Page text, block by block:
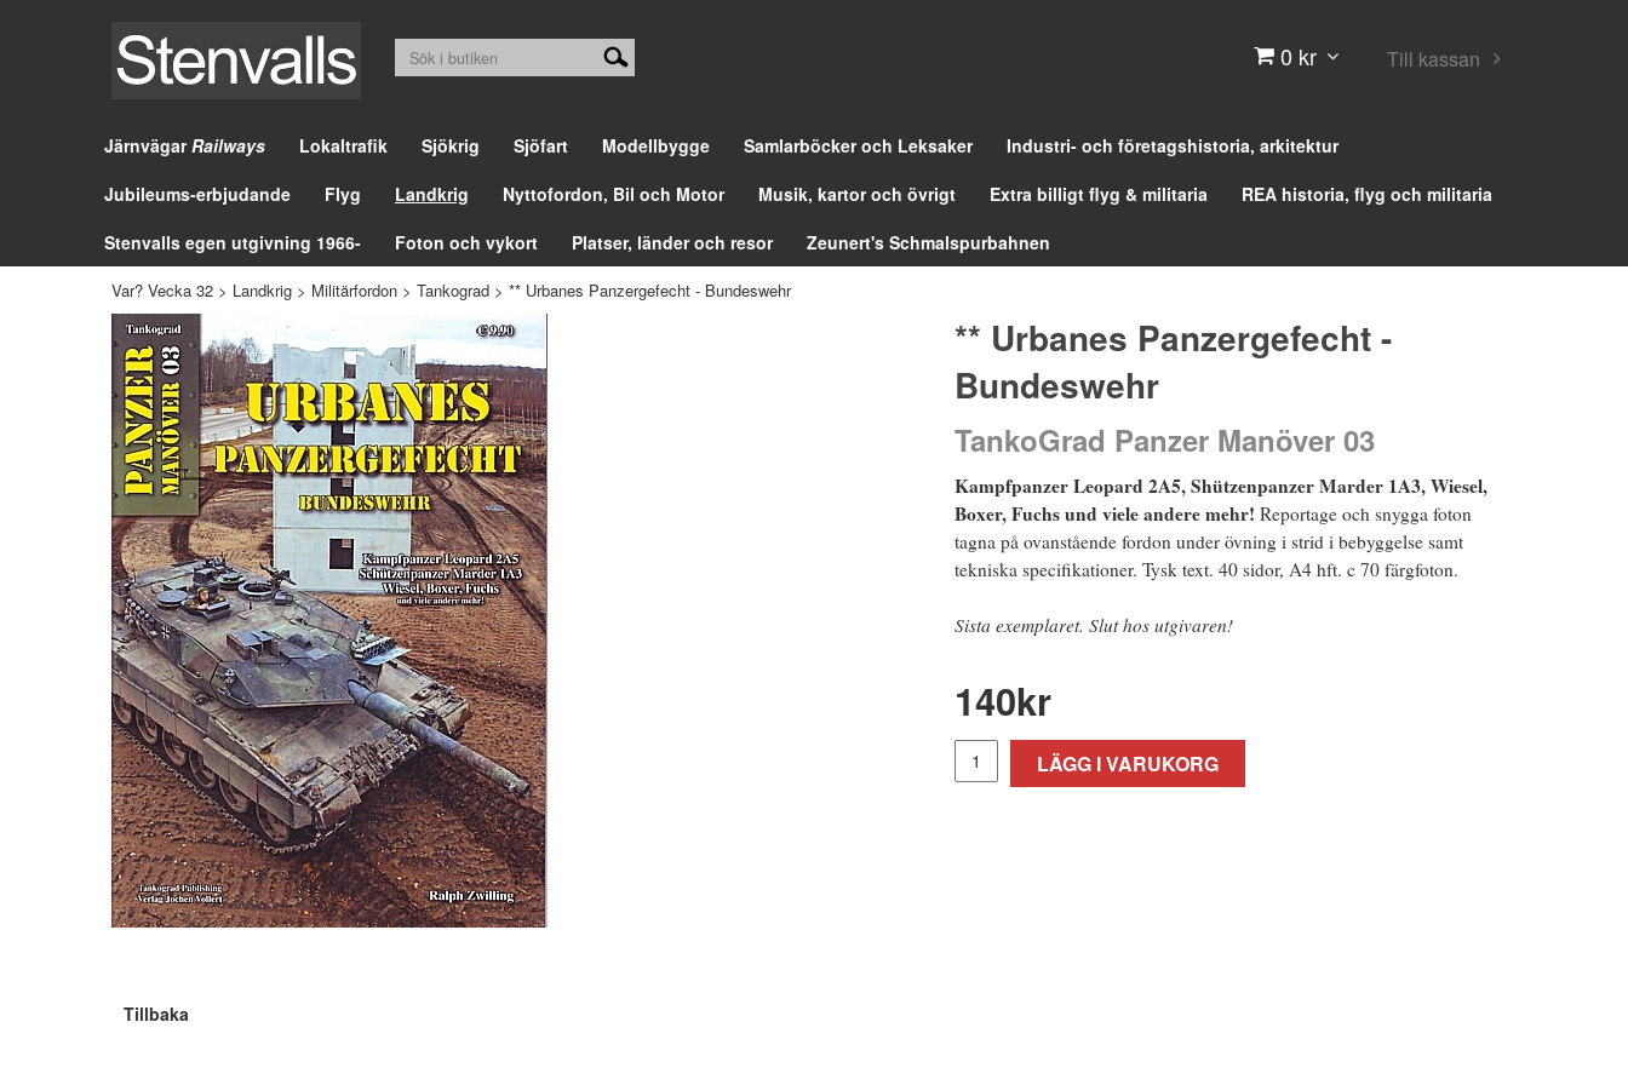
0 kr Till kassan
JärnvägarRailways Lokaltrafik Sjökrig Sjöfart Modellbygge Samlarböcker och Leksaker
Industri- och företagshistoria, arkitektur
Jubileums-erbjudande
Flyg Landkrig Nyttofordon, Bil och Motor Musik, kartor och övrigt Extra billigt flyg & militaria
REA historia, flyg och militaria
Stenvalls egen utgivning 1966-
Foton och vykort Platser, länder och resor Zeunert's Schmalspurbahnen
Var? Vecka 32 > Landkrig > Militärfordon > Tankograd > ** Urbanes Panzergefecht - Bundeswehr
** Urbanes Panzergefecht -
Bundeswehr
TankoGrad Panzer Manöver 03
Kampfpanzer Leopard 2A5, Shützenpanzer Marder 1A3, Wiesel,
Boxer, Fuchs und viele andere mehr! Reportage och snygga foton
tagna på ovanstående fordon under övning i strid i bebyggelse samt
tekniska specifikationer. Tysk text. 40 sidor, A4 hft. c 70 färgfoton.
Sista exemplaret. Slut hos utgivaren!
140kr
LÄGG I VARUKORG
Tillbaka